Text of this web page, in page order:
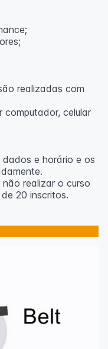
realizadas com
computador, celular
e horário e os
realizar o curso
20 inscritos.